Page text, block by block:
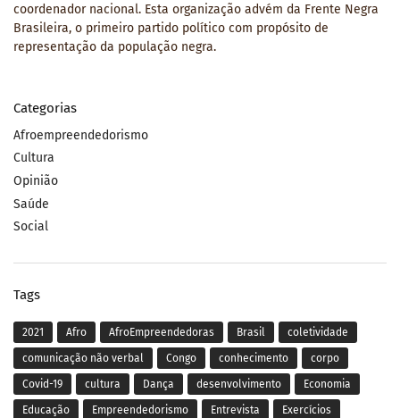
coordenador nacional. Esta organização advém da Frente Negra
Brasileira, o primeiro partido político com propósito de
representação da população negra.
Categorias
Afroempreendedorismo
Cultura
Opinião
Saúde
Social
Tags
2021 Afro AfroEmpreendedoras Brasil coletividade
comunicação não verbal Congo conhecimento corpo
Covid-19 cultura Dança desenvolvimento Economia
Educação Empreendedorismo Entrevista Exercícios